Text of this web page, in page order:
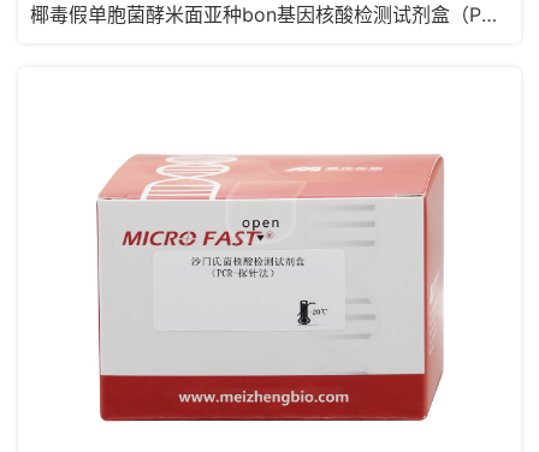
椰毒假单胞菌酵米面亚种bon基因核酸检测试剂盒（PCR-探针法）